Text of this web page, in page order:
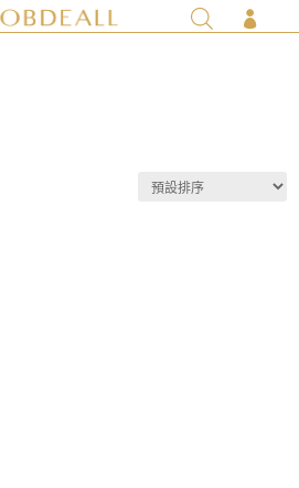
